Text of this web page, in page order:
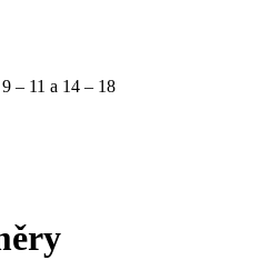
9 – 11 a 14 – 18